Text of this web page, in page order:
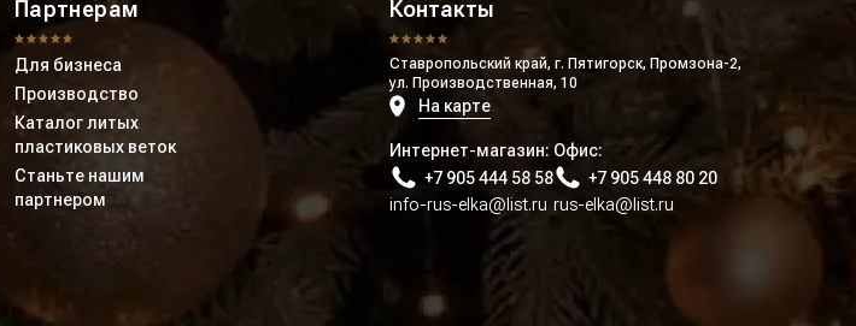
Партнерам
Для бизнеса
Производство
Каталог литых
пластиковых веток
Станьте нашим
партнером
Контакты
Ставропольский край, г. Пятигорск, Промзона-2,
ул. Производственная, 10
На карте
Интернет-магазин:
+7 905 444 58 58
info-rus-elka@list.ru
Офис:
+7 905 448 80 20
rus-elka@list.ru